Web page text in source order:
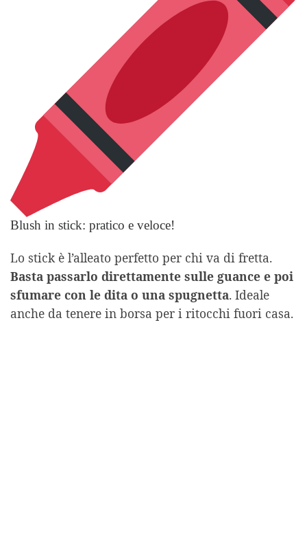
Blush in stick: pratico e veloce!
Lo stick è l’alleato perfetto per chi va di fretta.
Basta passarlo direttamente sulle guance e poi
sfumare con le dita o una spugnetta. Ideale
anche da tenere in borsa per i ritocchi fuori casa.